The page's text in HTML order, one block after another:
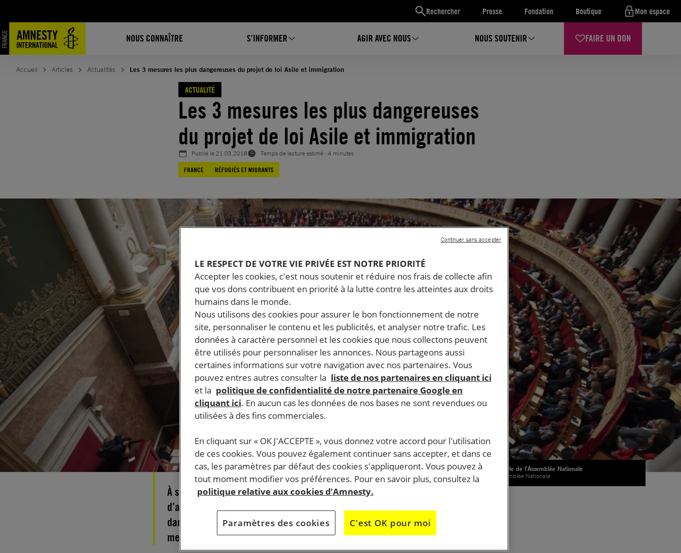
Rechercher Presse Fondation Boutique Mon espace
NOUS CONNAÎTRE S’INFORMER AGIR AVEC NOUS NOUS SOUTENIR FAIRE UN DON
contenu
Accueil Articles Actualités Les 3 mesures les plus dangereuses du projet de loi Asile et immigration
ACTUALITÉ
Les 3 mesures les plus dangereuses
du projet de loi Asile et immigration
Publié le21.03.2018
Temps de lecture estimé : 4 minutes
FRANCE
RÉFUGIÉS ET MIGRANTS
Hémicyle de l'Assemblée Nationale
© Assemblée Nationale
À son tour, le nouveau gouvernement souhaite réviser la loi sur le droit
d’asile et le droit des étrangers. Or, cette nouvelle réforme met en
danger des droits des réfugiés et des migrants. Retour sur les trois
mesures les plus dangereuses de cette réforme.
LE RESPECT DE VOTRE VIE PRIVÉE EST NOTRE PRIORITÉ
Accepter les cookies, c'est nous soutenir et réduire nos frais de collecte afin
que vos dons contribuent en priorité à la lutte contre les atteintes aux droits
humains dans le monde.
Nous utilisons des cookies pour assurer le bon fonctionnement de notre
site, personnaliser le contenu et les publicités, et analyser notre trafic. Les
données à caractère personnel et les cookies que nous collectons peuvent
être utilisés pour personnaliser les annonces. Nous partageons aussi
certaines informations sur votre navigation avec nos partenaires. Vous
pouvez entres autres consulter la liste de nos partenaires en cliquant ici
et la politique de confidentialité de notre partenaire Google en
cliquant ici. En aucun cas les données de nos bases ne sont revendues ou
utilisées à des fins commerciales.
En cliquant sur « OK J'ACCEPTE », vous donnez votre accord pour l'utilisation
de ces cookies. Vous pouvez également continuer sans accepter, et dans ce
cas, les paramètres par défaut des cookies s'appliqueront. Vous pouvez à
tout moment modifier vos préférences. Pour en savoir plus, consultez la
politique relative aux cookies d’Amnesty.
Paramètres des cookies C'est OK pour moi
Continuer sans accepter